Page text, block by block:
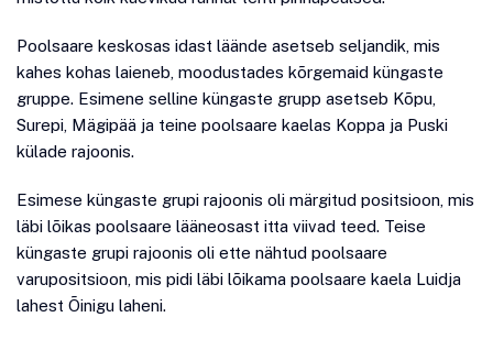
Poolsaare keskosas idast läände asetseb seljandik, mis
kahes kohas laieneb, moodustades kõrgemaid küngaste
gruppe. Esimene selline küngaste grupp asetseb Kõpu,
Surepi, Mägipää ja teine poolsaare kaelas Koppa ja Puski
külade rajoonis.
Esimese küngaste grupi rajoonis oli märgitud positsioon, mis
läbi lõikas poolsaare lääneosast itta viivad teed. Teise
küngaste grupi rajoonis oli ette nähtud poolsaare
varupositsioon, mis pidi läbi lõikama poolsaare kaela Luidja
lahest Õinigu laheni.